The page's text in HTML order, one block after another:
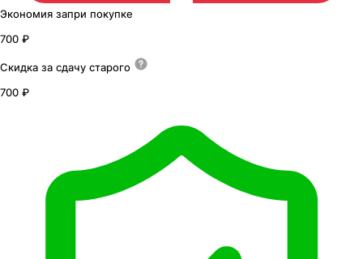
Экономия запри покупке
700 ₽
Скидка за сдачу старого
700 ₽